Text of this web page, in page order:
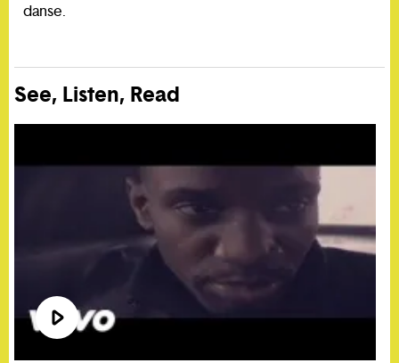
danse.
See, Listen, Read